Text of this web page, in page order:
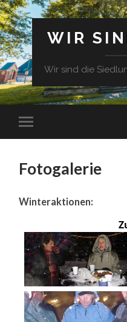
WIR
Wir sind die
Fotogalerie
Winteraktionen: